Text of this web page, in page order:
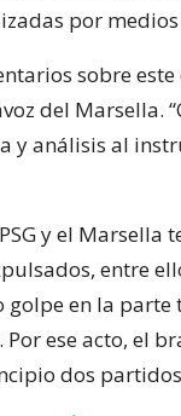
por
sobre este
del Marsella.
y análisis al
y el Marsella
entre
en la parte
Por ese acto, el
dos